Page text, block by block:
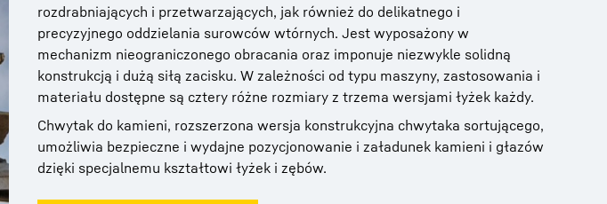
rozdrabniających i przetwarzających, jak również do delikatnego i
precyzyjnego oddzielania surowców wtórnych. Jest wyposażony w
mechanizm nieograniczonego obracania oraz imponuje niezwykle solidną
konstrukcją i dużą siłą zacisku. W zależności od typu maszyny, zastosowania i
materiału dostępne są cztery różne rozmiary z trzema wersjami łyżek każdy.
Chwytak do kamieni, rozszerzona wersja konstrukcyjna chwytaka sortującego,
umożliwia bezpieczne i wydajne pozycjonowanie i załadunek kamieni i głazów
dzięki specjalnemu kształtowi łyżek i zębów.